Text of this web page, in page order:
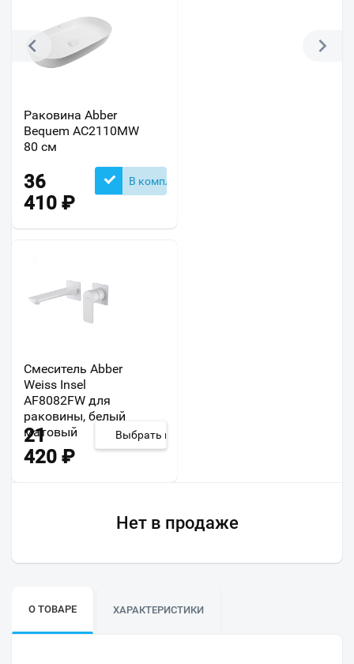
Раковина Abber
Bequem AC2110MW
80 см
36
410 ₽
В комплекте
Смеситель Abber
Weiss Insel
AF8082FW для
раковины, белый
матовый
21
420 ₽
Выбрать из 2
Нет в продаже
О ТОВАРЕ ХАРАКТЕРИСТИКИ